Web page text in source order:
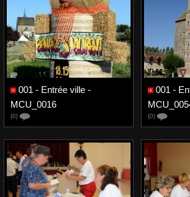
001 - Entrée ville -
MCU_0016
{0}
001 -
{0}